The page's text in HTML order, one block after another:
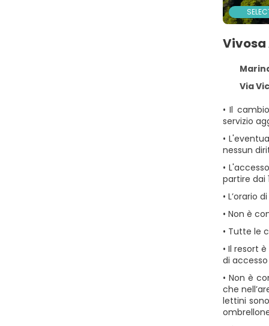
Vivosa
Marina
Via Vicinale
• Non è
che
lettini
• Il resort
di
• Tutte le
• Non è
• L’orario
•
partire dai
•
nessun
• Il
servizio